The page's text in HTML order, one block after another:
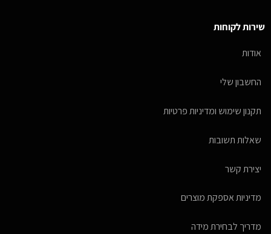
שירות לקוחות
אודות
החשבון שלי
תקנון שימוש ומדיניות פרטיות
שאלות תשובות
יצירת קשר
מדיניות אספקת מוצרים
מדריך לבחירת מידה